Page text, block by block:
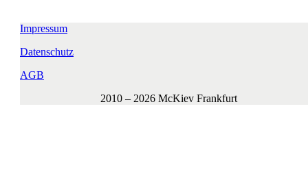
Impressum
Datenschutz
AGB
2010 – 2026 McKiev Frankfurt